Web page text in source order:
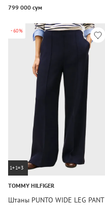
799 000 сум
-60%
1+1=3
TOMMY HILFIGER
Штаны PUNTO WIDE LEG PANT